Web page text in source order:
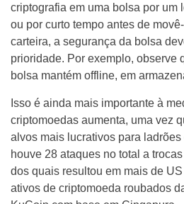
criptografia em uma bolsa por um
ou por curto tempo antes de
carteira, a segurança da bolsa
prioridade. Por exemplo, observe
bolsa mantém offline, em
Isso é ainda mais importante à
criptomoedas aumenta, uma vez
alvos mais lucrativos para
houve 28 ataques no total a
dos quais resultou em mais de
ativos de criptomoeda roubados